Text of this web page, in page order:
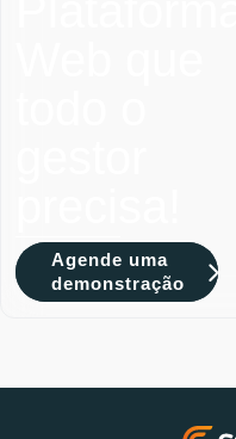
Agende uma
demonstração